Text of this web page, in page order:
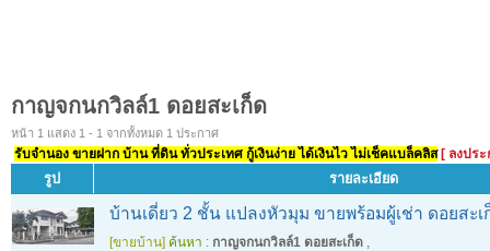
กาญจกนกวิลล์1 ดอยสะเก็ด
หน้า 1 แสดง 1 - 1 จากทั้งหมด 1 ประกาศ
รับจำนอง ขายฝาก บ้าน ที่ดิน ทั่วประเทศ กู้เงินง่าย ได้เงินไว ไม่เช็คแบล็คลิส [ ลงปร
รูป รายละเอียด
บ้านเดี่ยว 2 ชั้น แปลงหัวมุม ขายพร้อมผู้เช่า ดอยสะเ
[ขายบ้าน] ค้นหา : กาญจกนกวิลล์1 ดอยสะเก็ด ,